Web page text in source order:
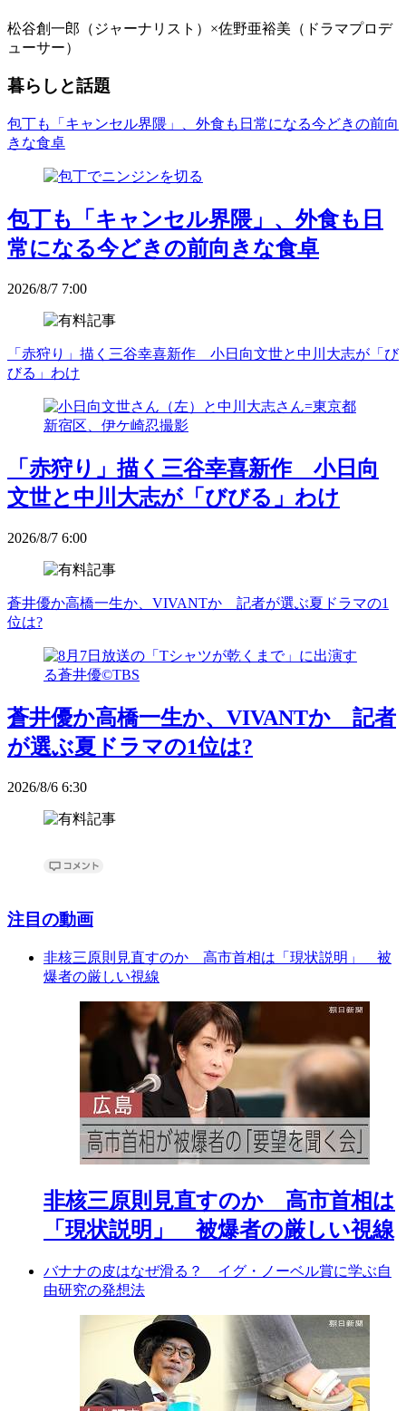
松谷創一郎（ジャーナリスト）×佐野亜裕美（ドラマプロデ
ューサー）
暮らしと話題
包丁も「キャンセル界隈」、外食も日常になる今どきの前向
きな食卓
包丁も「キャンセル界隈」、外食も日
常になる今どきの前向きな食卓
2026/8/7 7:00
「赤狩り」描く三谷幸喜新作 小日向文世と中川大志が「び
びる」わけ
「赤狩り」描く三谷幸喜新作 小日向
文世と中川大志が「びびる」わけ
2026/8/7 6:00
蒼井優か高橋一生か、VIVANTか 記者が選ぶ夏ドラマの1
位は?
蒼井優か高橋一生か、VIVANTか 記者
が選ぶ夏ドラマの1位は?
2026/8/6 6:30
注目の動画
非核三原則見直すのか 高市首相は「現状説明」 被
爆者の厳しい視線
非核三原則見直すのか 高市首相は
「現状説明」 被爆者の厳しい視線
バナナの皮はなぜ滑る？ イグ・ノーベル賞に学ぶ自
由研究の発想法